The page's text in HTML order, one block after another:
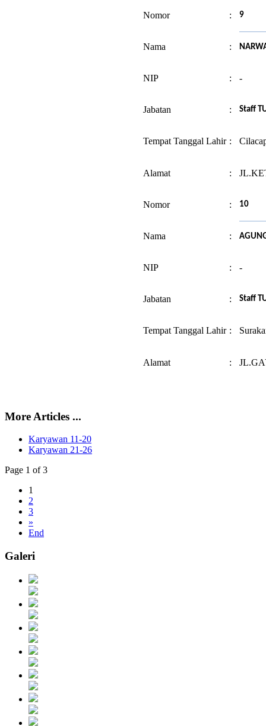
Nomor : 9
Nama :
NIP : -
Jabatan : Staff
Tempat Tanggal Lahir :
Alamat :
Nomor : 10
Nama :
NIP : -
Jabatan : Staff
Tempat Tanggal Lahir :
Alamat :
More Articles ...
Karyawan 11-20
Karyawan 21-26
Page 1 of 3
1
2
3
»
End
Galeri